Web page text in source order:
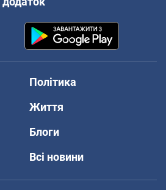
Політика
Життя
Блоги
Всі новини